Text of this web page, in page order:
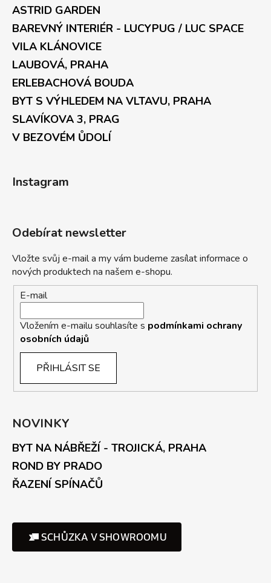
ASTRID GARDEN
BAREVNÝ INTERIÉR - LUCYPUG / LUC SPACE
VILA KLÁNOVICE
LAUBOVÁ, PRAHA
ERLEBACHOVÁ BOUDA
BYT S VÝHLEDEM NA VLTAVU, PRAHA
SLAVÍKOVA 3, PRAG
V BEZOVÉM ŮDOLÍ
Instagram
Odebírat newsletter
Vložte svůj e-mail a my vám budeme zasílat informace o
nových produktech na našem e-shopu.
E-mail
Vložením e-mailu souhlasíte s podmínkami ochrany
osobních údajů
PŘIHLÁSIT SE
NOVINKY
BYT NA NÁBŘEŽÍ - TROJICKÁ, PRAHA
ROND BY PRADO
ŘAZENÍ SPÍNAČŮ
SCHŮZKA V SHOWROOMU